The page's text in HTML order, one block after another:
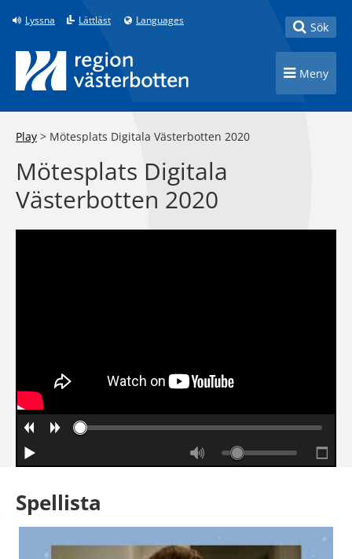
Till innehåll på sidan
Lyssna Lättläst Languages Toggle
Sök
Toggle
Meny
Play > Mötesplats Digitala Västerbotten 2020
Mötesplats Digitala
Västerbotten 2020
Spellista